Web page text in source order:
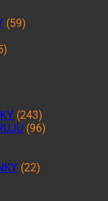
(59)
(243)
(96)
(22)